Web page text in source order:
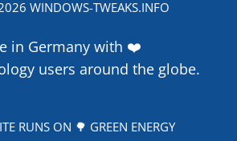
WINDOWS-TWEAKS.INFO
in Germany with ❤️
users around the globe.
RUNS ON 🌳 GREEN ENERGY